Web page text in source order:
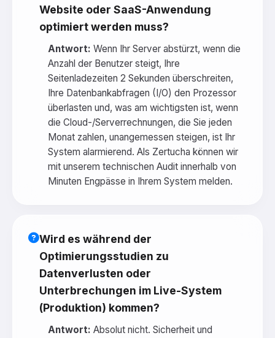
Website oder SaaS-Anwendung
optimiert werden muss?
Antwort: Wenn Ihr Server abstürzt, wenn die
Anzahl der Benutzer steigt, Ihre
Seitenladezeiten 2 Sekunden überschreiten,
Ihre Datenbankabfragen (I/O) den Prozessor
überlasten und, was am wichtigsten ist, wenn
die Cloud-/Serverrechnungen, die Sie jeden
Monat zahlen, unangemessen steigen, ist Ihr
System alarmierend. Als Zertucha können wir
mit unserem technischen Audit innerhalb von
Minuten Engpässe in Ihrem System melden.
Wird es während der
Optimierungsstudien zu
Datenverlusten oder
Unterbrechungen im Live-System
(Produktion) kommen?
Antwort: Absolut nicht. Sicherheit und